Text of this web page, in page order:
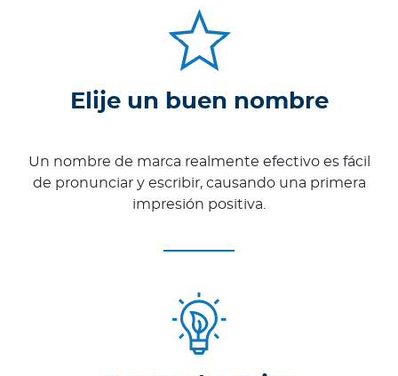
Elije un buen nombre
Un nombre de marca realmente efectivo es fácil
de pronunciar y escribir, causando una primera
impresión positiva.